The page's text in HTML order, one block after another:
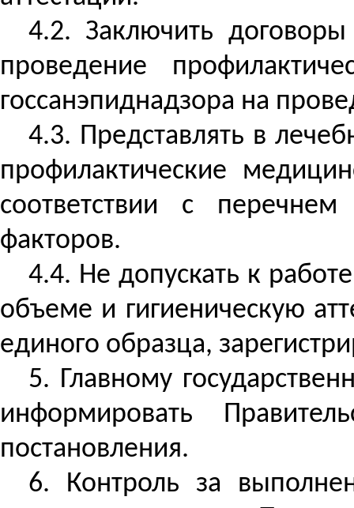
4.2. Заключить
проведение
госсанэпиднадзора на
4.3. Представлять в
профилактические
соответствии с
факторов.
4.4. Не допускать к
объеме и гигиеническую
единого образца,
5. Главному
информировать
постановления.
6. Контроль за